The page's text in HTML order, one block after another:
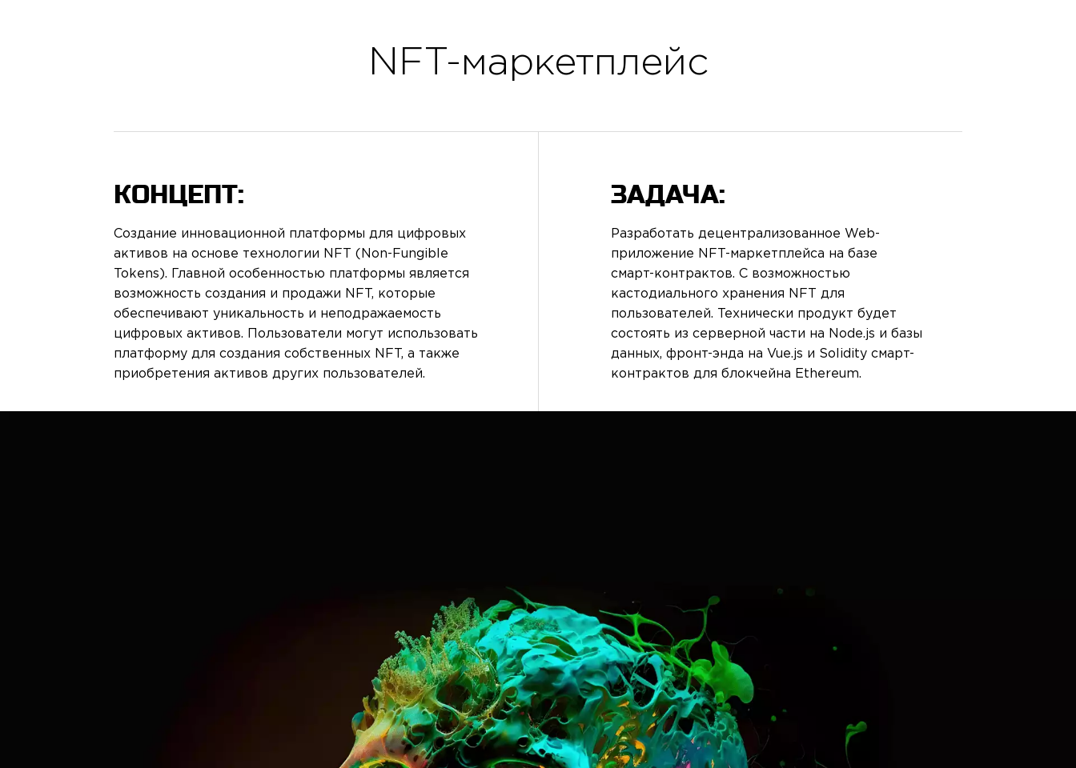
NFT-маркетплейс
КОНЦЕПТ:
Создание инновационной платформы для цифровых
активов на основе технологии NFT (Non-Fungible
Tokens). Главной особенностью платформы является
возможность создания и продажи NFT, которые
обеспечивают уникальность и неподражаемость
цифровых активов. Пользователи могут использовать
платформу для создания собственных NFT, а также
приобретения активов других пользователей.
ЗАДАЧА:
Разработать децентрализованное Web-
приложение NFT-маркетплейса на базе
смарт-контрактов. С возможностью
кастодиального хранения NFT для
пользователей. Технически продукт будет
состоять из серверной части на Node.js и базы
данных, фронт-энда на Vue.js и Solidity смарт-
контрактов для блокчейна Ethereum.